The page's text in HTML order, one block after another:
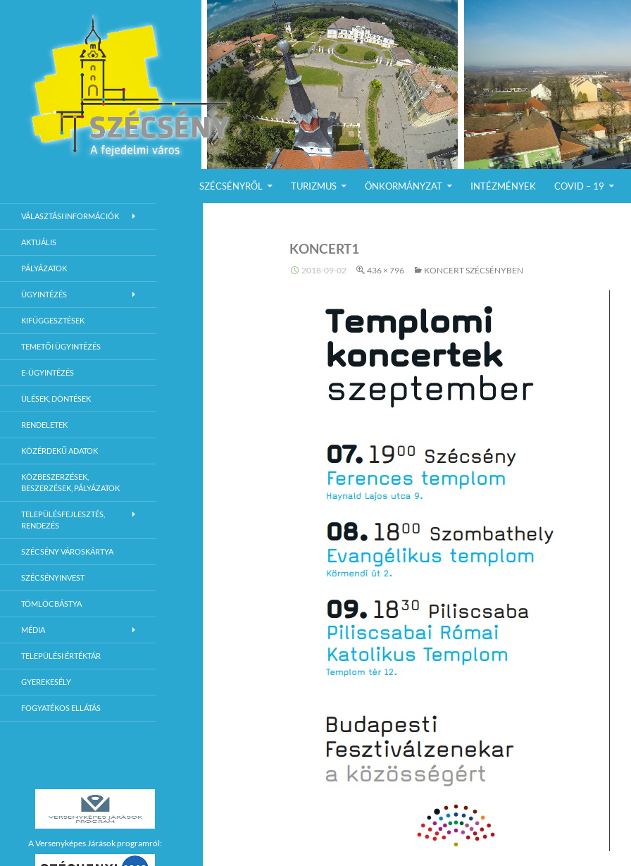
SZÉCSÉNYRŐL
TURIZMUS ÖNKORMÁNYZAT INTÉZMÉNYEK COVID – 19
KONCERT1
2018-09-02 436 × 796 KONCERT SZÉCSÉNYBEN
Szécsény Város Hivatalos Weboldala
VÁLASZTÁSI INFORMÁCIÓK
AKTUÁLIS
PÁLYÁZATOK
ÜGYINTÉZÉS
KIFÜGGESZTÉSEK
TEMETŐI ÜGYINTÉZÉS
E-ÜGYINTÉZÉS
ÜLÉSEK, DÖNTÉSEK
RENDELETEK
KÖZÉRDEKŰ ADATOK
KÖZBESZERZÉSEK,
BESZERZÉSEK, PÁLYÁZATOK
TELEPÜLÉSFEJLESZTÉS,
RENDEZÉS
SZÉCSÉNY VÁROSKÁRTYA
SZÉCSÉNYINVEST
TÖMLÖCBÁSTYA
MÉDIA
TELEPÜLÉSI ÉRTÉKTÁR
GYEREKESÉLY
FOGYATÉKOS ELLÁTÁS
A Versenyképes Járások programról: